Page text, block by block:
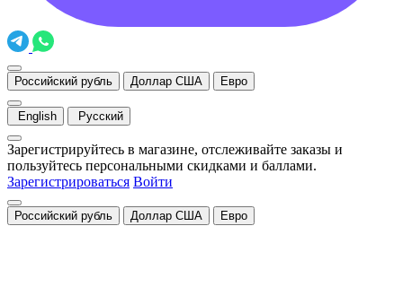
Российский рубль Доллар США Евро
English Русский
Зарегистрируйтесь в магазине, отслеживайте заказы и
пользуйтесь персональными скидками и баллами.
Зарегистрироваться Войти
Российский рубль Доллар США Евро